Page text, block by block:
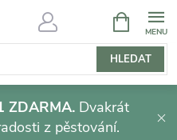
HLEDAT
NÁKUPNÍ
KOŠÍK
ZDARMA. Dvakrát
z pěstování.